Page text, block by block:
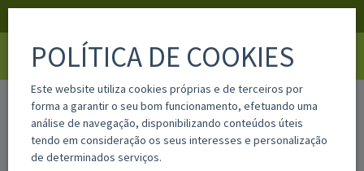
home 624302sncbg
POLÍTICA DE COOKIES
Este website utiliza cookies próprias e de terceiros por
forma a garantir o seu bom funcionamento, efetuando uma
análise de navegação, disponibilizando conteúdos úteis
tendo em consideração os seus interesses e personalização
de determinados serviços.